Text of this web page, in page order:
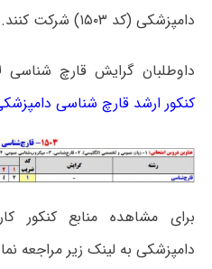
دامپزشکی (کد ۱۵۰۳) شرکت کنند.
داوطلبان گرایش قارچ
کنکور ارشد قارچ شناسی
برای مشاهده منابع کنکور
دامپزشکی به لینک زیر مراجعه